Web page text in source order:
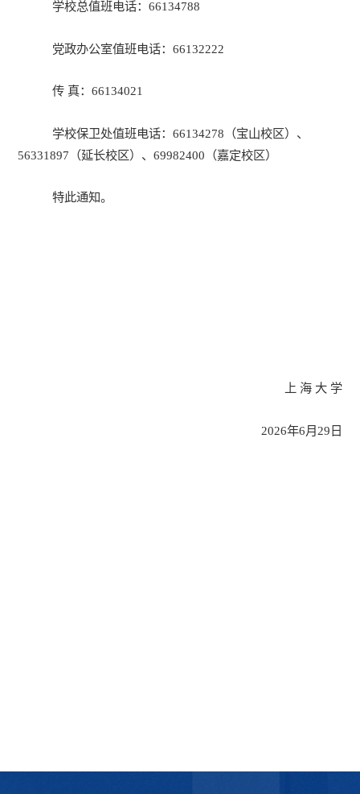
学校总值班电话：66134788
党政办公室值班电话：66132222
传 真：66134021
学校保卫处值班电话：66134278（宝山校区）、
56331897（延长校区）、69982400（嘉定校区）
特此通知。
上 海 大 学
2026年6月 29 日